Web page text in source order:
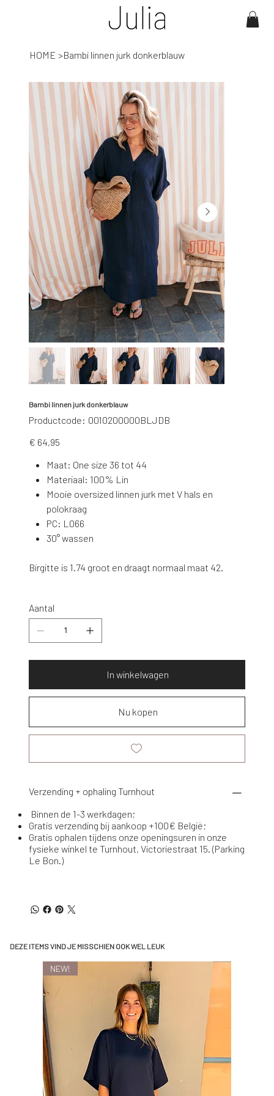
HOME >Bambi linnen jurk donkerblauw
Bambi linnen jurk donkerblauw
Productcode:
Productcode
0010200000BLJDB
0010200000BLJDB
Prijs
€ 64,95
Maat: One size 36 tot 44
Materiaal: 100% Lin
Mooie oversized linnen jurk met V hals en
polokraag
PC: L066
30° wassen
Birgitte is 1.74 groot en draagt normaal maat 42.
Aantal
In winkelwagen
Nu kopen
Verzending + ophaling Turnhout
Binnen de 1-3 werkdagen;
Gratis verzending bij aankoop +100€ België;
Gratis ophalen tijdens onze openingsuren in onze
fysieke winkel te Turnhout, Victoriestraat 15. (Parking
Le Bon.)
DEZE ITEMS VIND JE MISSCHIEN OOK WEL LEUK
NEW!